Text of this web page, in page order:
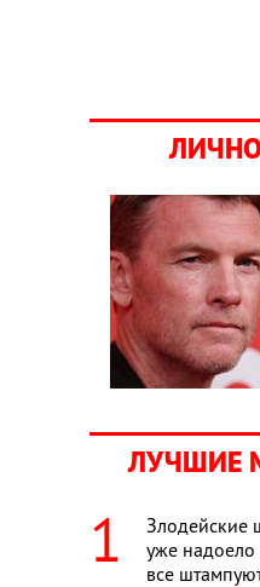
ЛУЧШИЕ
Злодейские
уже
все